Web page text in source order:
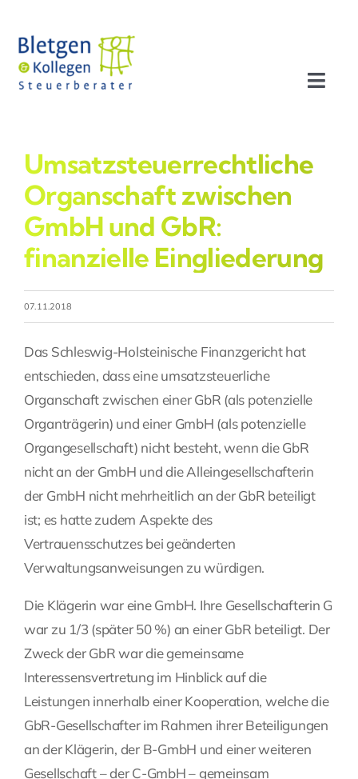
Inhalt
springen
Profil
Leistungen
Kontakt
Umsatzsteuerrechtliche
Organschaft zwischen
GmbH und GbR:
finanzielle Eingliederung
07.11.2018
Das Schleswig-Holsteinische Finanzgericht hat
entschieden, dass eine umsatzsteuerliche
Organschaft zwischen einer GbR (als potenzielle
Organträgerin) und einer GmbH (als potenzielle
Organgesellschaft) nicht besteht, wenn die GbR
nicht an der GmbH und die Alleingesellschafterin
der GmbH nicht mehrheitlich an der GbR beteiligt
ist; es hatte zudem Aspekte des
Vertrauensschutzes bei geänderten
Verwaltungsanweisungen zu würdigen.
Die Klägerin war eine GmbH. Ihre Gesellschafterin G
war zu 1/3 (später 50 %) an einer GbR beteiligt. Der
Zweck der GbR war die gemeinsame
Interessensvertretung im Hinblick auf die
Leistungen innerhalb einer Kooperation, welche die
GbR-Gesellschafter im Rahmen ihrer Beteiligungen
an der Klägerin, der B-GmbH und einer weiteren
Gesellschaft – der C-GmbH – gemeinsam